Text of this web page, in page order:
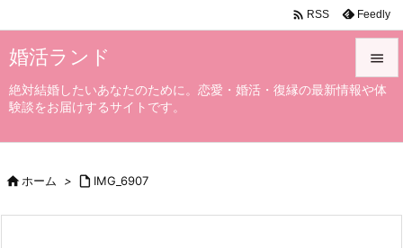
婚活ランド
絶対結婚したいあなたのために。恋愛・婚活・復縁の最新情報や体
験談をお届けするサイトです。



 RSS Feedly
ホーム >  IMG_6907